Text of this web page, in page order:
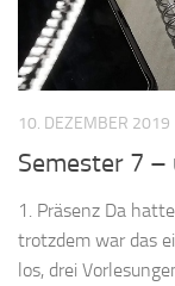
10. DEZEMBER 2019
Semester 7
1. Präsenz Da
trotzdem war das
los, drei